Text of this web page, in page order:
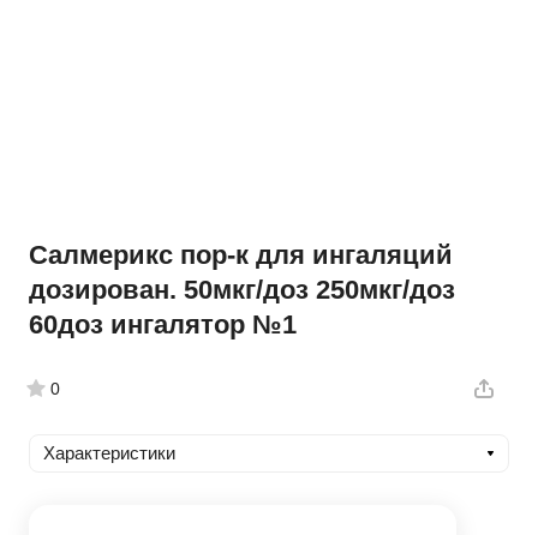
Салмерикс пор-к для ингаляций
дозирован. 50мкг/доз 250мкг/доз
60доз ингалятор №1
0
Характеристики